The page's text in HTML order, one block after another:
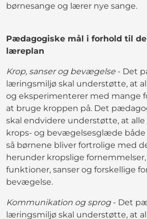
børnesange og lærer nye sange.
Pædagogiske mål i forhold til
læreplan
Krop, sanser og bevægelse - Det
læringsmiljø skal understøtte, at
og eksperimenterer med mange
at bruge kroppen på. Det
skal endvidere understøtte, at
krops- og bevægelsesglæde både
så børnene bliver fortrolige med
herunder kropslige
funktioner, sanser og forskellige
bevægelse.
Kommunikation og sprog- Det
læringsmiljø skal understøtte, at